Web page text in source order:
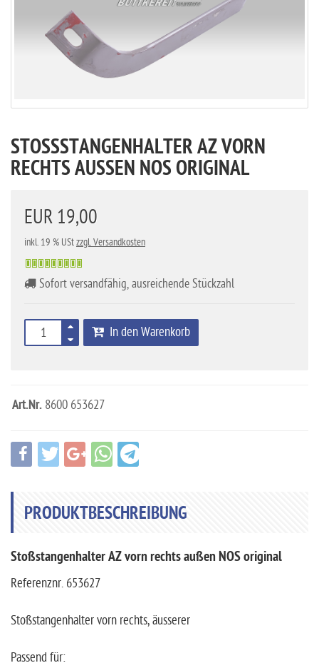
STOSSSTANGENHALTER AZ VORN R
ECHTS AUSSEN NOS ORIGINAL
EUR 19,00
inkl. 19 % UStzzgl. Versandkosten
Sofort versandfähig, ausreichende Stückzahl
In den Warenkorb
Art.Nr. 8600 653627
PRODUKTBESCHREIBUNG
Stoßstangenhalter AZ vorn rechts außen NOS original
Referenznr. 653627
Stoßstangenhalter vorn rechts, äusserer
Passend für: